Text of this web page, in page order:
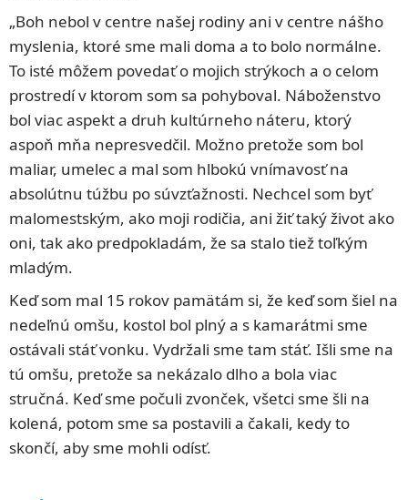
„Boh nebol v centre našej rodiny ani v centre nášho
myslenia, ktoré sme mali doma a to bolo normálne.
To isté môžem povedať o mojich strýkoch a o celom
prostredí v ktorom som sa pohyboval. Náboženstvo
bol viac aspekt a druh kultúrneho náteru, ktorý
aspoň mňa nepresvedčil. Možno pretože som bol
maliar, umelec a mal som hlbokú vnímavosť na
absolútnu túžbu po súvzťažnosti. Nechcel som byť
malomestským, ako moji rodičia, ani žiť taký život ako
oni, tak ako predpokladám, že sa stalo tiež toľkým
mladým.
Keď som mal 15 rokov pamätám si, že keď som šiel na
nedeľnú omšu, kostol bol plný a s kamarátmi sme
ostávali stáť vonku. Vydržali sme tam stáť. Išli sme na
tú omšu, pretože sa nekázalo dlho a bola viac
stručná. Keď sme počuli zvonček, všetci sme šli na
kolená, potom sme sa postavili a čakali, kedy to
skončí, aby sme mohli odísť.